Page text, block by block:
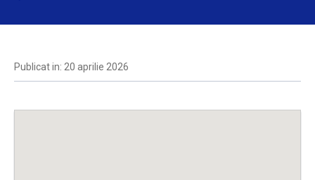
Publicat in: 20 aprilie 2026